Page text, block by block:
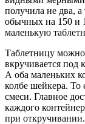
получила не два,
обычных на 150 и
маленькую
Таблетницу можно
вкручивается под
А оба маленьких
колбе шейкера. То
смеси. Главное
каждого
при откручивании.